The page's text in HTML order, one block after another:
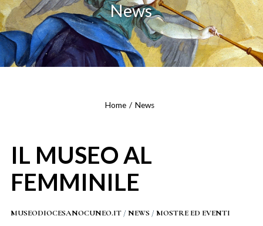
News
Home News
IL MUSEO AL
FEMMINILE
MUSEODIOCESANOCUNEO.IT/NEWS /MOSTRE ED EVENTI